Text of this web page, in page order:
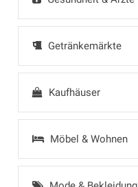
Getränkemärkte
Kaufhäuser
Möbel & Wohnen